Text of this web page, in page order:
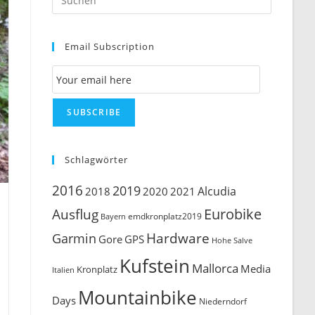
Escape
Email Subscription
Email Subscription
SUBSCRIBE
Schlagwörter
2016 2018 20192020 2021 Alcudia
Ausflug Bayern emdkronplatz2019 Eurobike
Garmin Gore GPS Hardware Hohe Salve
Italien Kronplatz Kufstein Mallorca Media
Days Mountainbike Niederndorf